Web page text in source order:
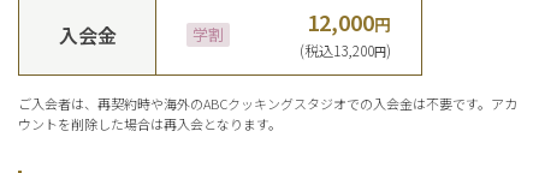
入会金 学割 12,000円
(税込13,200円)
ご入会者は、再契約時や海外のABCクッキングスタジオでの入会金は不要です。 アカ
ウントを削除した場合は再入会となります。